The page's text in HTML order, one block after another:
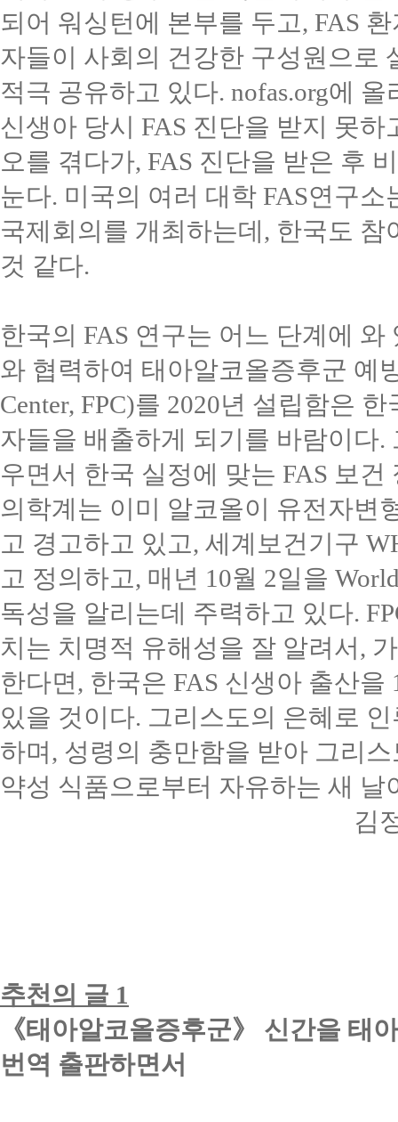
되어 워싱턴에 본부를 두고, FAS
자들이 사회의 건강한 구성원으로
적극 공유하고 있다. nofas.org에 올
신생아 당시 FAS 진단을 받지 못하
오를 겪다가, FAS 진단을 받은 후
눈다. 미국의 여러 대학 FAS연구소
국제회의를 개최하는데, 한국도 참
것 같다.
한국의 FAS 연구는 어느 단계에 와
와 협력하여 태아알코올증후군 예
Center, FPC)를 2020년 설립함은
자들을 배출하게 되기를 바람이다.
우면서 한국 실정에 맞는 FAS 보건
의학계는 이미 알코올이 유전자변
고 경고하고 있고, 세계보건기구
고 정의하고, 매년 10월 2일을
독성을 알리는데 주력하고 있다.
치는 치명적 유해성을 잘 알려서,
한다면, 한국은 FAS 신생아 출산을
있을 것이다. 그리스도의 은혜로
하며, 성령의 충만함을 받아 그리
약성 식품으로부터 자유하는 새
김
추천의 글 1
《태아알코올증후군》 신간을 태
번역 출판하면서